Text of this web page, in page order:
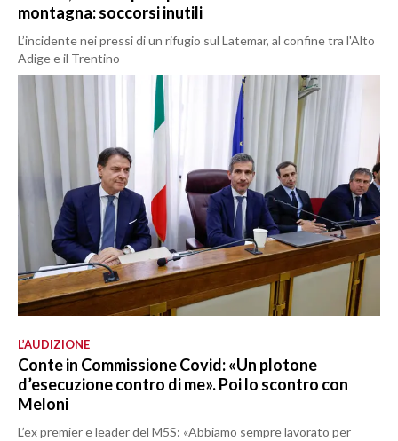
montagna: soccorsi inutili
L’incidente nei pressi di un rifugio sul Latemar, al confine tra l'Alto
Adige e il Trentino
L’AUDIZIONE
Conte in Commissione Covid: «Un plotone
d’esecuzione contro di me». Poi lo scontro con
Meloni
L’ex premier e leader del M5S: «Abbiamo sempre lavorato per